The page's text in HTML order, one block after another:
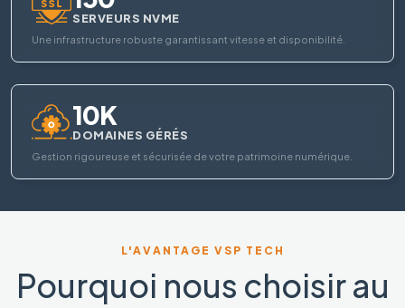
SERVEURS NVME
Une infrastructure robuste garantissant vitesse et disponibilité.
10K
DOMAINES GÉRÉS
Gestion rigoureuse et sécurisée de votre patrimoine numérique.
L'AVANTAGE VSP TECH
Pourquoi nous choisir au